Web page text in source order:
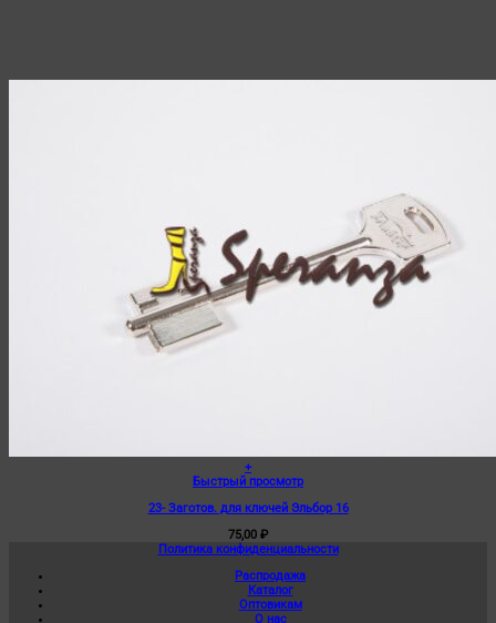
+
Быстрый просмотр
23- Заготов. для ключей Эльбор 16
75,00 ₽
Политика конфиденциальности
Распродажа
Каталог
Оптовикам
О нас